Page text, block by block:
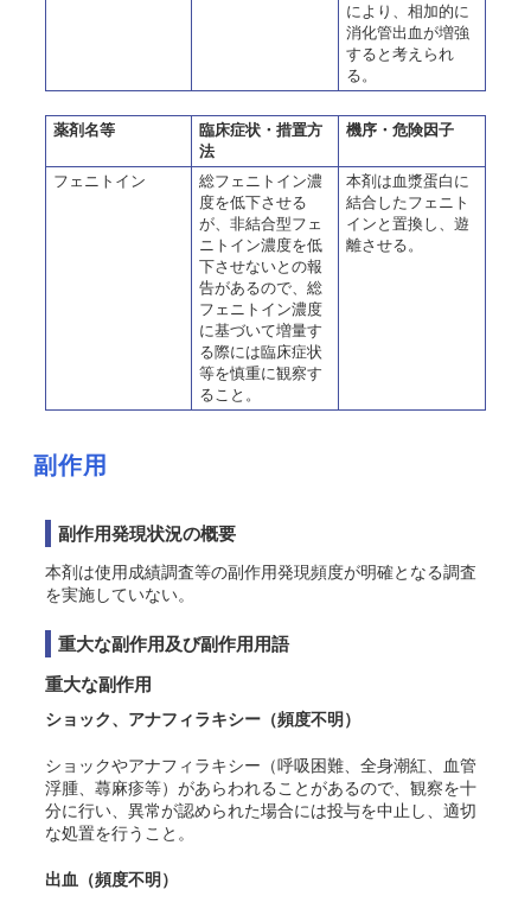
により、相加的に
消化管出血が増強
すると考えられ
る。
薬剤名等
臨床症状・措置方
法
機序・危険因子
フェニトイン
総フェニトイン濃
度を低下させる
が、非結合型フェ
ニトイン濃度を低
下させないとの報
告があるので、総
フェニトイン濃度
に基づいて増量す
る際には臨床症状
等を慎重に観察す
ること。
本剤は血漿蛋白に
結合したフェニト
インと置換し、遊
離させる。
副作用
副作用発現状況の概要
本剤は使用成績調査等の副作用発現頻度が明確となる調査
を実施していない。
重大な副作用及び副作用用語
重大な副作用
ショック、 アナフィラキシー （頻度不明）
ショックやアナフィラキシー （呼吸困難、全身潮紅、血管
浮腫、蕁麻疹等）があらわれることがあるので、観察を十
分に行い、異常が認められた場合には投与を中止し、適切
な処置を行うこと。
出血（頻度不明）